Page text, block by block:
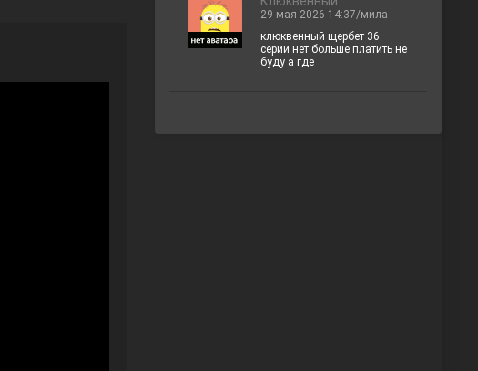
29 мая 2026 14:37/мила
клюквенный щербет 36
серии нет больше платить не
буду а где